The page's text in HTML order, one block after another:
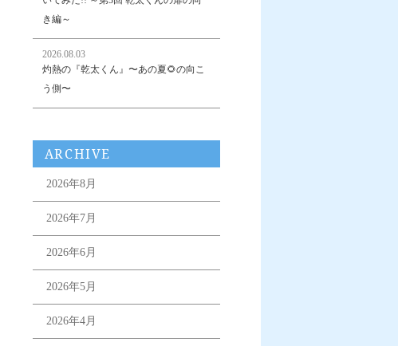
き編～
2026.08.03
灼熱の『乾太くん』〜あの夏🌻の向こ
う側〜
ARCHIVE
2026年8月
2026年7月
2026年6月
2026年5月
2026年4月